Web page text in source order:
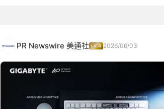
PR Newswire 美通社 2026/06/03